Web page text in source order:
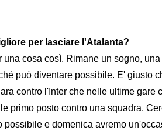
per lasciare l'Atalanta?
una cosa così. Rimane un sogno,
può diventare possibile. E' giusto
contro l'Inter che nelle ultime gare
primo posto contro una squadra.
possibile e domenica avremo